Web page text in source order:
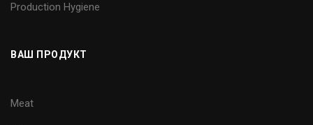
Production Hygiene
ВАШ ПРОДУКТ
Meat